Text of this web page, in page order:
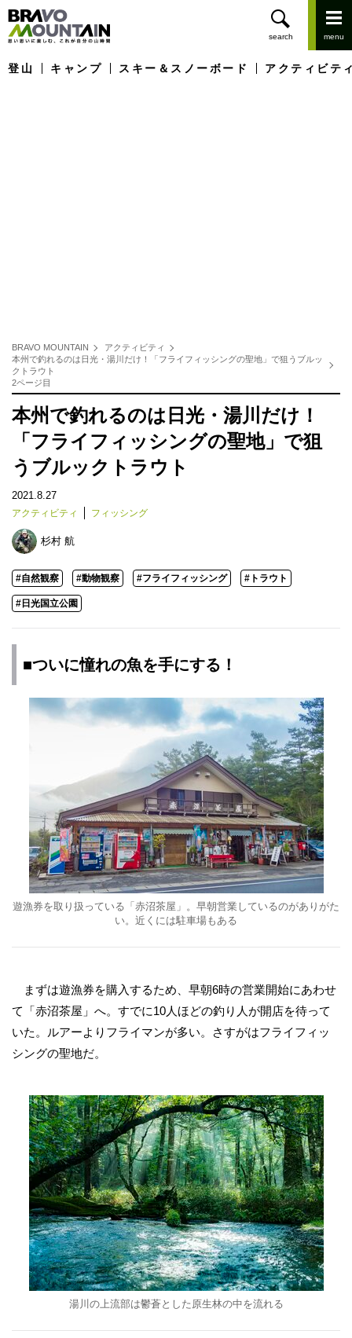
登山 キャンプ スキー＆スノーボード アクティビテ
BRAVO MOUNTAIN
アクティビティ
本州で釣れるのは日光・湯川だけ！「フライフィッシングの聖地」で狙うブルッ
クトラウト
2ページ目
本州で釣れるのは日光・湯川だけ！
「フライフィッシングの聖地」で狙
うブルックトラウト
2021.8.27
アクティビティ フィッシング
杉村 航
#自然観察 #動物観察 #フライフィッシング #トラウト
#日光国立公園
■ついに憧れの魚を手にする！
遊漁券を取り扱っている「赤沼茶屋」。早朝営業しているのがありがた
い。近くには駐車場もある
まずは遊漁券を購入するため、早朝6時の営業開始にあわせ
て「赤沼茶屋」へ。すでに10人ほどの釣り人が開店を待って
いた。ルアーよりフライマンが多い。さすがはフライフィッ
シングの聖地だ。
湯川の上流部は鬱蒼とした原生林の中を流れる